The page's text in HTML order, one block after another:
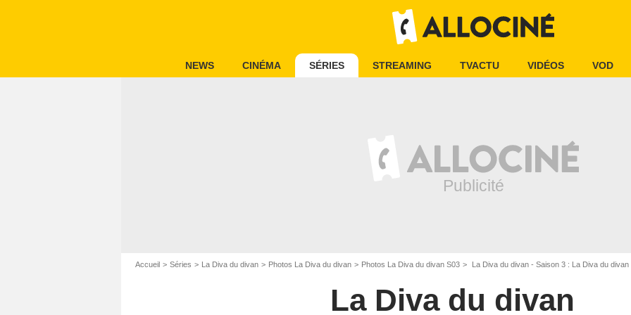
NEWS CINÉMA SÉRIES STREAMING TVACTU VIDÉOS VOD
Accueil Séries La Diva du divan Photos La Diva du divan Photos La Diva du divan S03 La Diva du divan - Saison 3 : La Diva du
La Diva du divan